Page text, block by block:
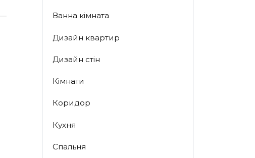
Ванна кімната
Дизайн квартир
Дизайн стін
Кімнати
Коридор
Кухня
Спальня